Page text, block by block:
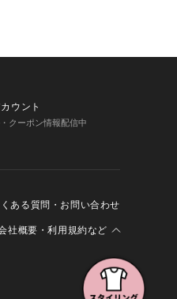
ウント
クーポン情報配信中
ある質問・お問い合わせ
社概要・利用規約など
に関する法律に基づく表示
クセスログについて